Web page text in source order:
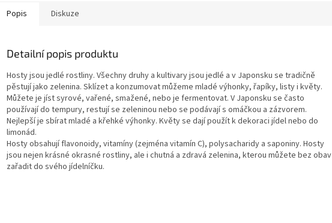
Popis Diskuze
Detailní popis produktu
Hosty jsou jedlé rostliny. Všechny druhy a kultivary jsou jedlé a v Japonsku se tradičně
pěstují jako zelenina. Sklízet a konzumovat můžeme mladé výhonky, řapíky, listy i květy.
Můžete je jíst syrové, vařené, smažené, nebo je fermentovat. V Japonsku se často
používají do tempury, restují se zeleninou nebo se podávají s omáčkou a zázvorem.
Nejlepší je sbírat mladé a křehké výhonky. Květy se dají použít k dekoraci jídel nebo do
limonád.
Hosty obsahují flavonoidy, vitamíny (zejména vitamín C), polysacharidy a saponiny. Hosty
jsou nejen krásné okrasné rostliny, ale i chutná a zdravá zelenina, kterou můžete bez obav
zařadit do svého jídelníčku.